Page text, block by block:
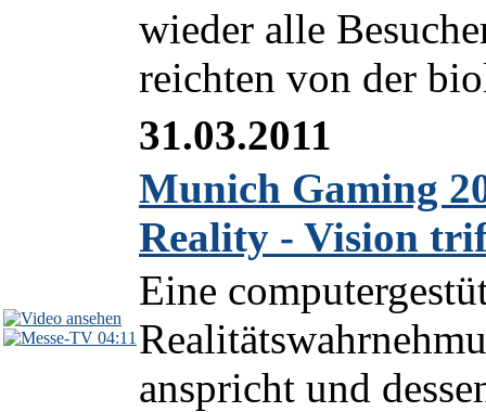
wieder alle
reichten von der
04:11
31.03.2011
Munich Gaming
Reality - Vision
Eine
anspricht und